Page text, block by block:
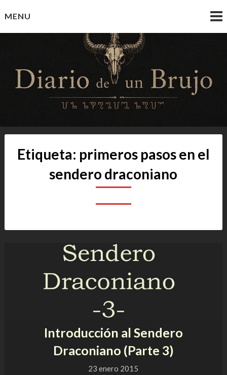
toMENU
Diario de un Brujo
Prácticas y Reflexiones del Camino Oculto
Etiqueta: primeros pasos en el
sendero draconiano
Introducción al Sendero
Draconiano (Parte 3)
23 enero 2015